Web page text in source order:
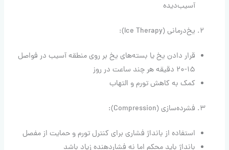
آسیب‌دیده
یخ‌درمانی (Ice Therapy):
قرار دادن یخ یا بسته‌های یخ بر روی منطقه آسیب در فواصل
۱۵-۲۰ دقیقه هر چند ساعت در روز
کمک به کاهش تورم و التهاب
فشرده‌سازی (Compression):
استفاده از بانداژ فشاری برای کنترل تورم و حمایت از مفصل
بانداژ باید محکم اما نه فشاردهنده زیاد باشد